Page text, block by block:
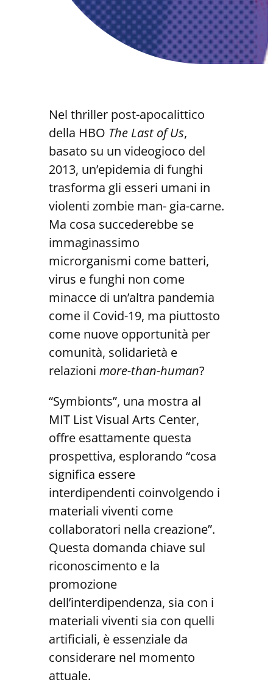
Nel thriller post-apocalittico
della HBO The Last of Us,
basato su un videogioco del
2013, un’epidemia di funghi
trasforma gli esseri umani in
violenti zombie man- gia-carne.
Ma cosa succederebbe se
immaginassimo
microrganismi come batteri,
virus e funghi non come
minacce di un’altra pandemia
come il Covid-19, ma piuttosto
come nuove opportunità per
comunità, solidarietà e
relazioni more-than-human?
“Symbionts”, una mostra al
MIT List Visual Arts Center,
offre esattamente questa
prospettiva, esplorando “cosa
significa essere
interdipendenti coinvolgendo i
materiali viventi come
collaboratori nella creazione”.
Questa domanda chiave sul
riconoscimento e la
promozione
dell’interdipendenza, sia con i
materiali viventi sia con quelli
artificiali, è essenziale da
considerare nel momento
attuale.